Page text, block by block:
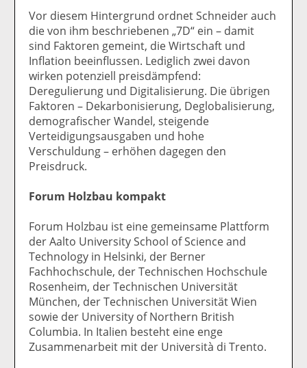
Vor diesem Hintergrund ordnet Schneider auch
die von ihm beschriebenen „7D“ ein – damit
sind Faktoren gemeint, die Wirtschaft und
Inflation beeinflussen. Lediglich zwei davon
wirken potenziell preisdämpfend:
Deregulierung und Digitalisierung. Die übrigen
Faktoren – Dekarbonisierung, Deglobalisierung,
demografischer Wandel, steigende
Verteidigungsausgaben und hohe
Verschuldung – erhöhen dagegen den
Preisdruck.
Forum Holzbau kompakt
Forum Holzbau ist eine gemeinsame Plattform
der Aalto University School of Science and
Technology in Helsinki, der Berner
Fachhochschule, der Technischen Hochschule
Rosenheim, der Technischen Universität
München, der Technischen Universität Wien
sowie der University of Northern British
Columbia. In Italien besteht eine enge
Zusammenarbeit mit der Università di Trento.